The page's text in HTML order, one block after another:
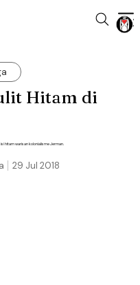
Hitam di
hitam warisan kolonialisme Jerman.
29 Jul 2018